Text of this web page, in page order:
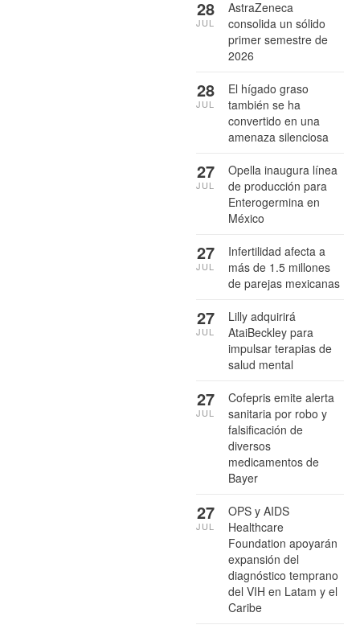
AstraZeneca
consolida un sólido
primer semestre de
2026
28
JUL
El hígado graso
también se ha
convertido en una
amenaza silenciosa
28
JUL
Opella inaugura línea
de producción para
Enterogermina en
México
27
JUL
Infertilidad afecta a
más de 1.5 millones
de parejas mexicanas
27
JUL
Lilly adquirirá
AtaiBeckley para
impulsar terapias de
salud mental
27
JUL
Cofepris emite alerta
sanitaria por robo y
falsificación de
diversos
medicamentos de
Bayer
27
JUL
OPS y AIDS
Healthcare
Foundation apoyarán
expansión del
diagnóstico temprano
del VIH en Latam y el
Caribe
27
JUL